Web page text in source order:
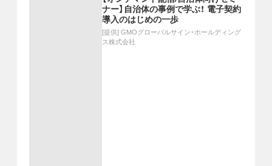
ナー】自治体の事例で学ぶ！ 電子契約
導入のはじめの一歩
[提供] GMOグローバルサイン・ホールディング
ス株式会社